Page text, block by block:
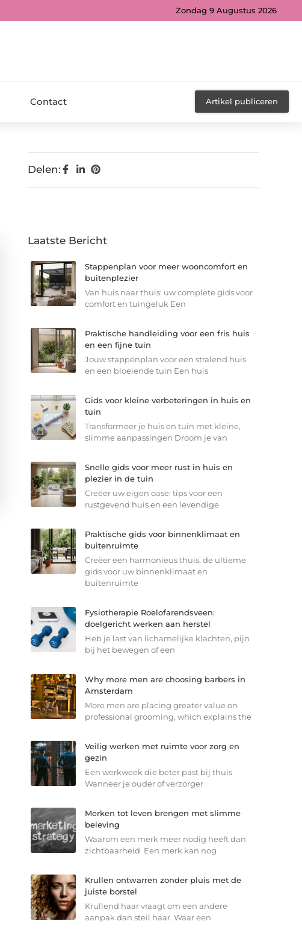
Zondag 9 Augustus 2026
Contact Artikel publiceren
Delen:
Laatste Bericht
Stappenplan voor meer wooncomfort en
buitenplezier
Van huis naar thuis: uw complete gids voor
comfort en tuingeluk Een
Praktische handleiding voor een fris huis
en een fijne tuin
Jouw stappenplan voor een stralend huis
en een bloeiende tuin Een huis
Gids voor kleine verbeteringen in huis en
tuin
Transformeer je huis en tuin met kleine,
slimme aanpassingen Droom je van
Snelle gids voor meer rust in huis en
plezier in de tuin
Creëer uw eigen oase: tips voor een
rustgevend huis en een levendige
Praktische gids voor binnenklimaat en
buitenruimte
Creëer een harmonieus thuis: de ultieme
gids voor uw binnenklimaat en
buitenruimte
Fysiotherapie Roelofarendsveen:
doelgericht werken aan herstel
Heb je last van lichamelijke klachten, pijn
bij het bewegen of een
Why more men are choosing barbers in
Amsterdam
More men are placing greater value on
professional grooming, which explains the
Veilig werken met ruimte voor zorg en
gezin
Een werkweek die beter past bij thuis
Wanneer je ouder of verzorger
Merken tot leven brengen met slimme
beleving
Waarom een merk meer nodig heeft dan
zichtbaarheid Een merk kan nog
Krullen ontwarren zonder pluis met de
juiste borstel
Krullend haar vraagt om een andere
aanpak dan steil haar. Waar een